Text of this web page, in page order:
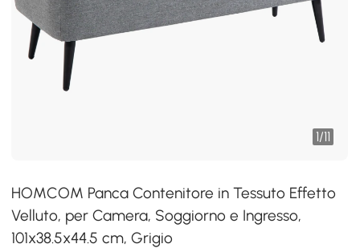
1/11
HOMCOM Panca Contenitore in Tessuto Effetto
Velluto, per Camera, Soggiorno e Ingresso,
101x38.5x44.5 cm, Grigio